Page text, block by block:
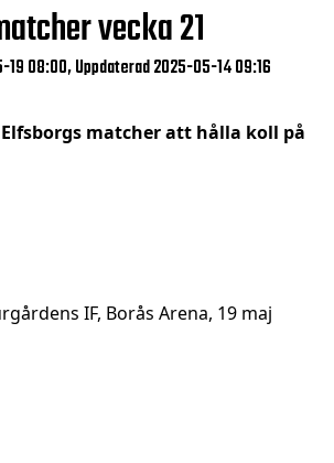
vecka 21
08:00, Uppdaterad 2025-05-14 09:16
matcher att hålla koll på
IF, Borås Arena, 19 maj